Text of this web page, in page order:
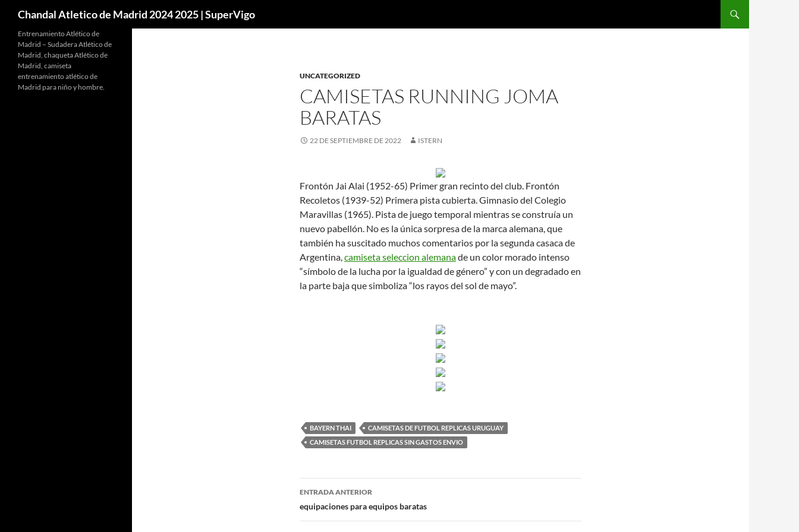
Chandal Atletico de Madrid 2024 2025 | SuperVigo
UNCATEGORIZED
CAMISETAS RUNNING JOMA
BARATAS
22 DE SEPTIEMBRE DE 2022 ISTERN
Frontón Jai Alai (1952-65) Primer gran recinto del club. Frontón
Recoletos (1939-52) Primera pista cubierta. Gimnasio del Colegio
Maravillas (1965). Pista de juego temporal mientras se construía un
nuevo pabellón. No es la única sorpresa de la marca alemana, que
también ha suscitado muchos comentarios por la segunda casaca de
Argentina,camiseta seleccion alemanade un color morado intenso
“símbolo de la lucha por la igualdad de género” y con un degradado en
la parte baja que simboliza “los rayos del sol de mayo”.
BAYERN THAI
CAMISETAS DE FUTBOL REPLICAS URUGUAY
CAMISETAS FUTBOL REPLICAS SIN GASTOS ENVIO
Navegación
de
ENTRADA ANTERIOR
equipaciones para equipos baratas
Entrenamiento Atlético de
Madrid – Sudadera Atlético de
Madrid, chaqueta Atlético de
Madrid, camiseta
entrenamiento atlético de
Madrid para niño y hombre.